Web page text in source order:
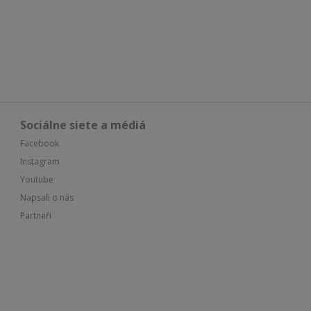
Sociálne siete a médiá
Facebook
Instagram
Youtube
Napsali o nás
Partneři